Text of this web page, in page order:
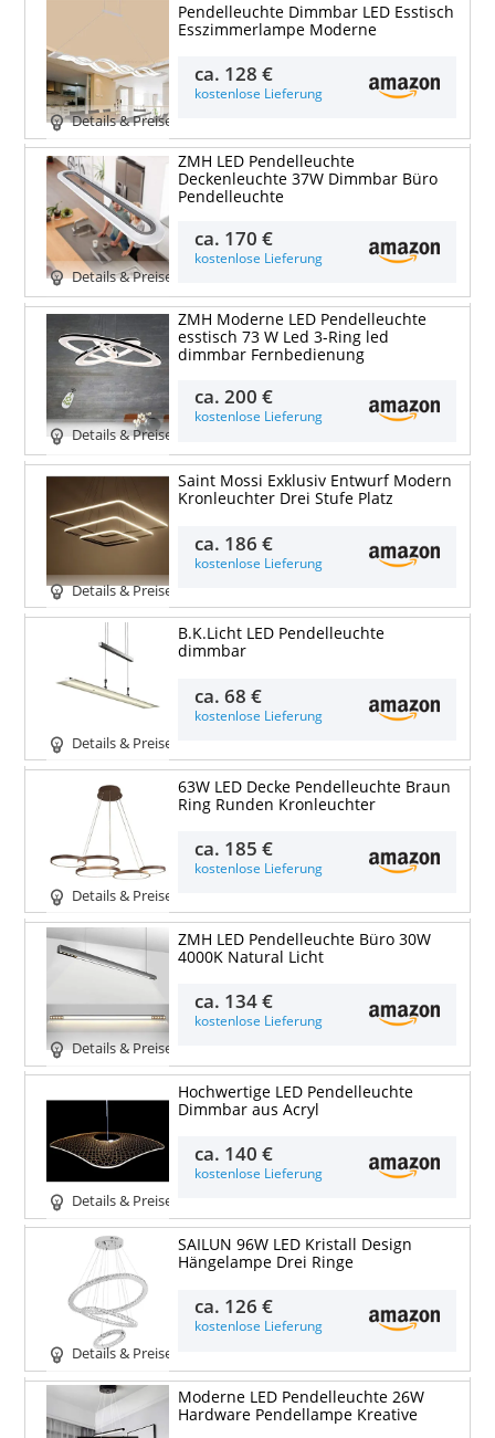
Details & Preise
Pendelleuchte Dimmbar LED Esstisch
Esszimmerlampe Moderne
ca. 128 €
kostenlose Lieferung
Details & Preise
ZMH LED Pendelleuchte
Deckenleuchte 37W Dimmbar Büro
Pendelleuchte
ca. 170 €
kostenlose Lieferung
Details & Preise
ZMH Moderne LED Pendelleuchte
esstisch 73 W Led 3-Ring led
dimmbar Fernbedienung
ca.200 €
kostenlose Lieferung
Details & Preise
Saint Mossi Exklusiv Entwurf Modern
Kronleuchter Drei Stufe Platz
ca. 186 €
kostenlose Lieferung
Details & Preise
B.K.Licht LED Pendelleuchte
dimmbar
ca.68 €
kostenlose Lieferung
Details & Preise
63W LED Decke Pendelleuchte Braun
Ring Runden Kronleuchter
ca. 185 €
kostenlose Lieferung
Details & Preise
ZMH LED Pendelleuchte Büro 30W
4000K Natural Licht
ca. 134 €
kostenlose Lieferung
Details & Preise
Hochwertige LED Pendelleuchte
Dimmbar aus Acryl
ca. 140 €
kostenlose Lieferung
Details & Preise
SAILUN 96W LED Kristall Design
Hängelampe Drei Ringe
ca. 126 €
kostenlose Lieferung
Moderne LED Pendelleuchte 26W
Hardware Pendellampe Kreative